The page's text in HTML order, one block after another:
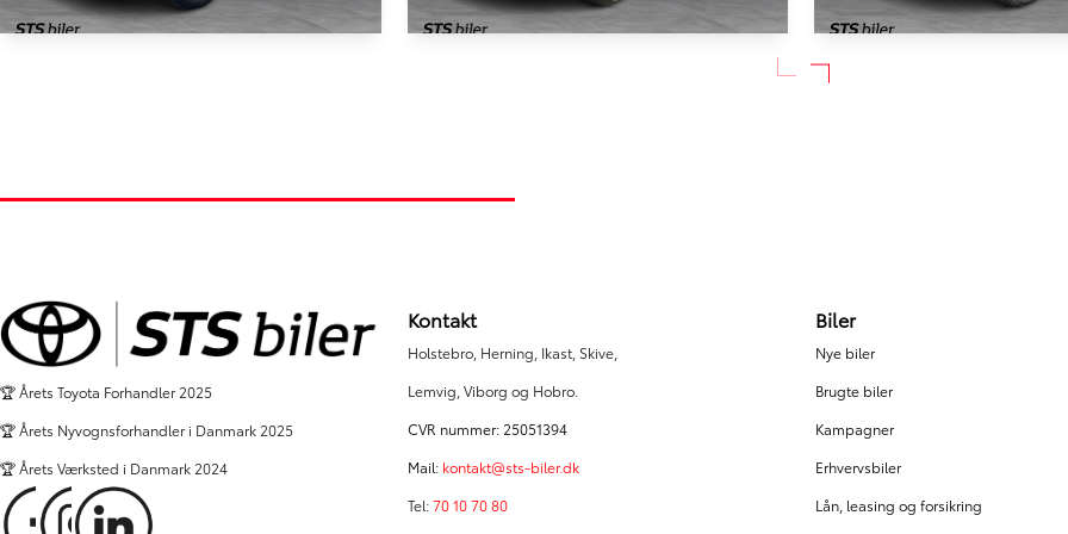
Hybrid (Benzin / El)
Hybrid (Benzin / El)
Toyota Yaris Cross
🏆 Årets Toyota Forhandler 2025
🏆 Årets Nyvognsforhandler i Danmark 2025
🏆 Årets Værksted i Danmark 2024
Kontakt
Holstebro, Herning, Ikast, Skive,
Lemvig, Viborg og Hobro.
CVR nummer: 25051394
Mail: kontakt@sts-biler.dk
Tel:70 10 70 80
Biler
Nye biler
Brugte biler
Kampagner
Erhvervsbiler
Lån, leasing og forsikring